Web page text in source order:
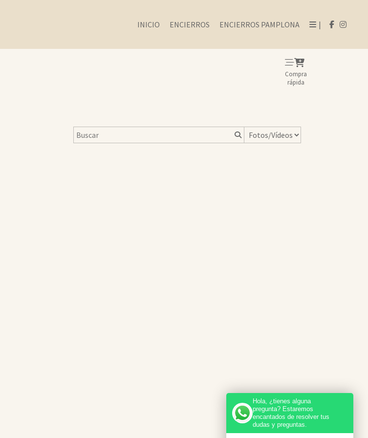
INICIO ENCIERROS ENCIERROS PAMPLONA |
Compra
rápida
Hola, ¿tienes alguna
pregunta? Estaremos
encantados de resolver tus
dudas y preguntas.